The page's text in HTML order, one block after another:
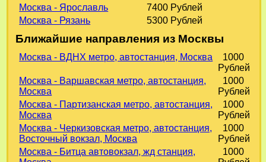
Москва - Ярославль
7400 Рублей
Москва - Рязань
5300 Рублей
Ближайшие направления из Москвы
Москва - ВДНХ метро, автостанция, Москва
1000
Рублей
Москва - Варшавская метро, автостанция,
Москва
1000
Рублей
Москва - Партизанская метро, автостанция,
Москва
1000
Рублей
Москва - Черкизовская метро, автостанция,
Восточный вокзал, Москва
1000
Рублей
Москва - Битца автовокзал, жд станция,
1000